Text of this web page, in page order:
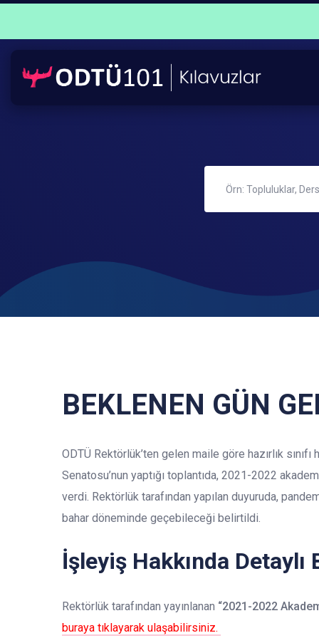
BEKLENEN GÜN
ODTÜ Rektörlük’ten gelen maile göre hazırlık
Senatosu’nun yaptığı toplantıda, 2021-2022
verdi. Rektörlük tarafından yapılan duyuruda,
bahar döneminde geçebileceği belirtildi.
İşleyiş Hakkında Detaylı
Rektörlük tarafından yayınlanan “2021-2022
buraya tıklayarak ulaşabilirsiniz.